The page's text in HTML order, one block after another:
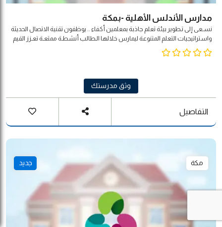
مدارس الأندلس الأهلية -بمكة
نسـعى إلى تـطوير بيئة تعلم جاذبة بمعلمين أكفاء .. يوظفون تقنية الاتصال الحديثة
واستراتيجيات التعلم المتنوعة ليمارس خلالها الـطالب أنشطـة ممتعـة تعـزز القيم
الأصيلة وتحـترم التـنـوع الثقافي لـبـنـاء شخـصـيته المتـكاملة بمـشاركة مجـتـمـعـيـة
وفـق مـؤشـرات الـجـودة العالمية .
وثق مدرستك
التفاصيل
مكة جديد